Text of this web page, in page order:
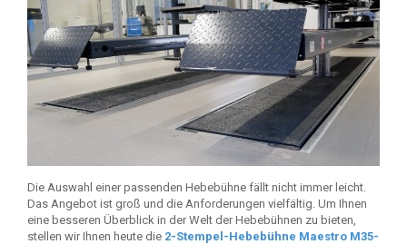
Die Auswahl einer passenden Hebebühne fällt nicht immer leicht.
Das Angebot ist groß und die Anforderungen vielfältig. Um Ihnen
eine besseren Überblick in der Welt der Hebebühnen zu bieten,
stellen wir Ihnen heute die 2-Stempel-Hebebühne Maestro M35-